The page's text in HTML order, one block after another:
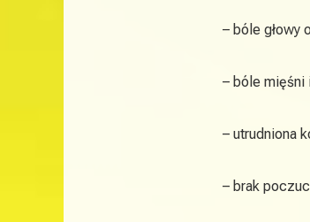
– bóle głowy
– bóle mięśni
– utrudniona
– brak